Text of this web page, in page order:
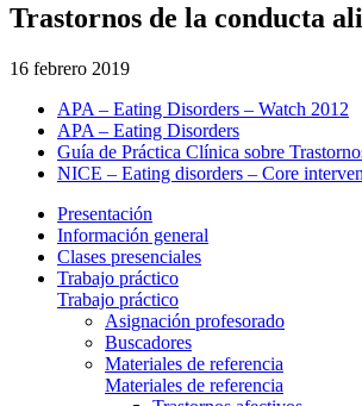
Trastornos de la conducta
16 febrero 2019
APA – Eating Disorders – Watch 2012
APA – Eating Disorders
Guía de Práctica Clínica sobre
NICE – Eating disorders – Core
Presentación
Información general
Clases presenciales
Trabajo práctico
Trabajo práctico
Asignación profesorado
Buscadores
Materiales de referencia
Materiales de referencia